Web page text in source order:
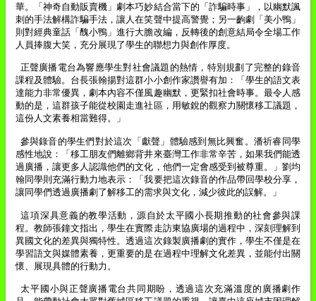
華。「神奇自動販賣機」劇本巧妙結合當下的「詐騙時事」，以幽默諷
刺的手法解構詐騙手法，讓人在笑聲中提高警覺；另一齣劇「美小鴨」
則對經典童話「醜小鴨」進行大膽改編，反轉後的創意結局令全場工作
人員捧腹大笑，充分展現了學生的聯想力與創作厚度。
正聲廣播電台為響應學生對社會議題的熱情，特別規劃了完整的錄音
課程及體驗。台長張翰揚對這群小小創作家讚譽有加：「學生的語文表
達能力非常優異，劇本內容不僅風趣幽默，更緊扣社會時事。最令人感
動的是，這群孩子能從校園走進社區，用敏銳的觀察力關懷移工議題，
這份人文素養相當難得。」
參與錄音的學生們對於這次「獻聲」體驗感到無比興奮。潘祈睿同學
感性地說：「移工朋友們離鄉背井來臺灣工作非常辛苦，如果我們能透
過廣播，讓更多人認識他們的文化，他們一定會感受到被尊重。」劉均
翰同學則充滿行動力地表示：「我要把這次錄音的作品帶回學校分享，
讓同學們透過廣播劇了解移工的需求與文化，減少彼此的誤解。」
這項深具意義的教學活動，源自於太平國小長期推動的社會參與課
程。教師張鐘文指出，學生在實際走訪東協廣場的過程中，深刻理解到
異國文化的差異與獨特性。透過這次錄製廣播劇的實作，學生不僅是在
學習語文與媒體素養，更重要的是在過程中理解文化差異，並能付出關
懷、展現具體的行動力。
太平國小與正聲廣播電台共同期盼，透過這次充滿溫度的廣播劇作